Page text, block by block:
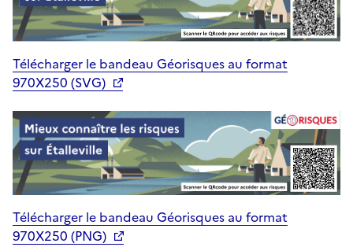
Télécharger le bandeau Géorisques au format
970X250 (SVG)
Télécharger le bandeau Géorisques au format
970X250 (PNG)